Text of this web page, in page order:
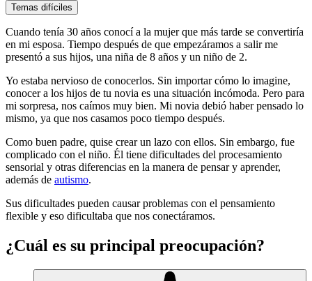
Temas difíciles
Cuando tenía 30 años conocí a la mujer que más tarde se convertiría
en mi esposa. Tiempo después de que empezáramos a salir me
presentó a sus hijos, una niña de 8 años y un niño de 2.
Yo estaba nervioso de conocerlos. Sin importar cómo lo imagine,
conocer a los hijos de tu novia es una situación incómoda. Pero para
mi sorpresa, nos caímos muy bien. Mi novia debió haber pensado lo
mismo, ya que nos casamos poco tiempo después.
Como buen padre, quise crear un lazo con ellos. Sin embargo, fue
complicado con el niño. Él tiene dificultades del procesamiento
sensorial y otras diferencias en la manera de pensar y aprender,
además de autismo.
Sus dificultades pueden causar problemas con el pensamiento
flexible y eso dificultaba que nos conectáramos.
¿Cuál es su principal preocupación?